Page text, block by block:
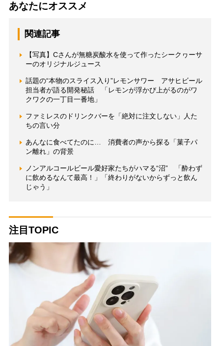
あなたにオススメ
関連記事
【写真】Cさんが無糖炭酸水を使って作ったシークヮーサ
ーのオリジナルジュース
話題の“本物のスライス入り”レモンサワー アサヒビール
担当者が語る開発秘話 「レモンが浮かび上がるのがワ
クワクの一丁目一番地」
ファミレスのドリンクバーを「絶対に注文しない」人た
ちの言い分
あんなに食べてたのに… 消費者の声から探る「菓子パ
ン離れ」の背景
ノンアルコールビール愛好家たちがハマる“沼” 「酔わず
に飲めるなんて最高！」「終わりがないからずっと飲ん
じゃう」
注目TOPIC